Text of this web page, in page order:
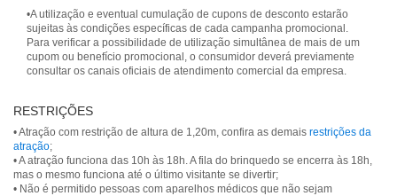
•A utilização e eventual cumulação de cupons de desconto estarão
sujeitas às condições específicas de cada campanha promocional.
Para verificar a possibilidade de utilização simultânea de mais de um
cupom ou benefício promocional, o consumidor deverá previamente
consultar os canais oficiais de atendimento comercial da empresa.
RESTRIÇÕES
• Atração com restrição de altura de 1,20m, confira as demais restrições da
atração;
• A atração funciona das 10h às 18h. A fila do brinquedo se encerra às 18h,
mas o mesmo funciona até o último visitante se divertir;
• Não é permitido pessoas com aparelhos médicos que não sejam